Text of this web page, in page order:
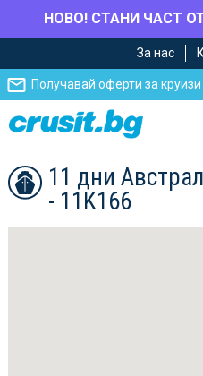
НОВО! СТАНИ ЧАСТ ОТ
главното
съдържание
Навигацията
За нас
Получавай оферти за круизи
11 дни
- 11K166